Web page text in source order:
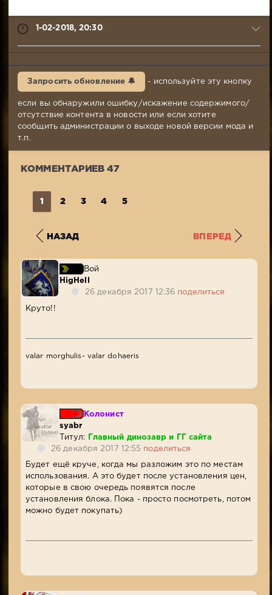
1-02-2018, 20:30
FreeLifeStile
2018,
20:30
Комментариев:
807
Запросить обновление 🔔 - используйте эту кнопку
если вы обнаружили ошибку/искажение содержимого/
отсутствие контента в новости или если хотите
сообщить администрации о выходе новой версии мода и
т.п.
КОММЕНТАРИЕВ 47
1 2 3 4 5
НАЗАД ВПЕРЕД
Вой
HigHell
26 декабря 2017 12:36 поделиться
Круто!!
valar morghulis- valar dohaeris
Колонист
syabr
Титул:
Главный динозавр и ГГ сайта
26 декабря 2017 12:55 поделиться
Будет ещё круче, когда мы разложим это по местам
использования. А это будет после установления цен,
которые в свою очередь появятся после
установления блока. Пока - просто посмотреть, потом
можно будет покупать)